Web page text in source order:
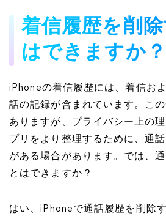
着信履歴を削
はできますか？
iPhoneの着信履歴には、着信お
話の記録が含まれています。こ
ありますが、プライバシー上の
プリをより整理するために、通
がある場合があります。では、
とはできますか？
はい、iPhoneで通話履歴を削除